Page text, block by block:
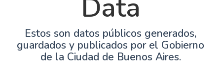
Data
Estos son datos públicos generados,
guardados y publicados por el Gobierno
de la Ciudad de Buenos Aires.